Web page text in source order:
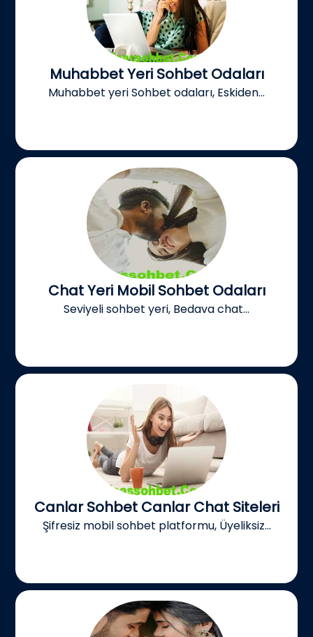
Muhabbet Yeri Sohbet Odaları
Muhabbet yeri Sohbet odaları, Eskiden...
Chat Yeri Mobil Sohbet Odaları
Seviyeli sohbet yeri, Bedava chat...
Canlar Sohbet Canlar Chat Siteleri
Şifresiz mobil sohbet platformu, Üyeliksiz...